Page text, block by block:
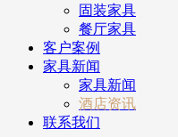
固装家具
餐厅家具
客户案例
家具新闻
家具新闻
酒店资讯
联系我们